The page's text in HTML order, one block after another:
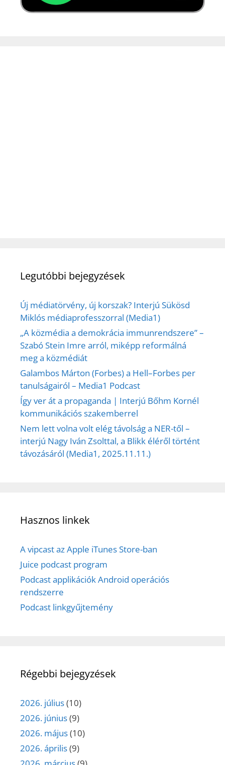
Legutóbbi bejegyzések
Új médiatörvény, új korszak? Interjú Sükösd
Miklós médiaprofesszorral (Media1)
„A közmédia a demokrácia immunrendszere” –
Szabó Stein Imre arról, miképp reformálná
meg a közmédiát
Galambos Márton (Forbes) a Hell–Forbes per
tanulságairól – Media1 Podcast
Így ver át a propaganda | Interjú Bőhm Kornél
kommunikációs szakemberrel
Nem lett volna volt elég távolság a NER-től –
interjú Nagy Iván Zsolttal, a Blikk éléről történt
távozásáról (Media1, 2025.11.11.)
Hasznos linkek
A vipcast az Apple iTunes Store-ban
Juice podcast program
Podcast applikációk Android operációs
rendszerre
Podcast linkgyűjtemény
Régebbi bejegyzések
2026. július(10)
2026. június(9)
2026. május(10)
2026. április(9)